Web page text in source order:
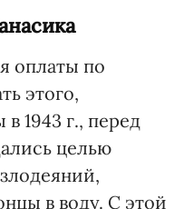
оплаты по
этого,
1943 г., перед
целью
в воду. С этой